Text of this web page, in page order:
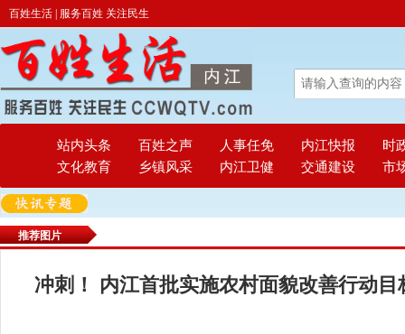
百姓生活 | 服务百姓 关注民生
站内头条 百姓之声 人事任免 内江快报
时
文化教育
乡镇风采 内江卫健 交通建设 市
推荐图片
冲刺！ 内江首批实施农村面貌改善行动